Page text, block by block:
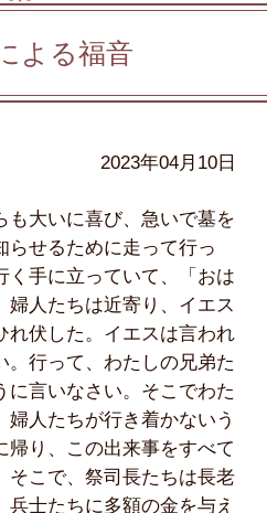
よる福音
2023年04月10日
も大いに喜び、急いで墓を
らせるために走って行っ
く手に立っていて、「おは
婦人たちは近寄り、イエス
れ伏した。イエスは言われ
。行って、わたしの兄弟た
に言いなさい。そこでわた
婦人たちが行き着かないう
帰り、この出来事をすべて
そこで、祭司長たちは長老
士たちに多額の金を与え